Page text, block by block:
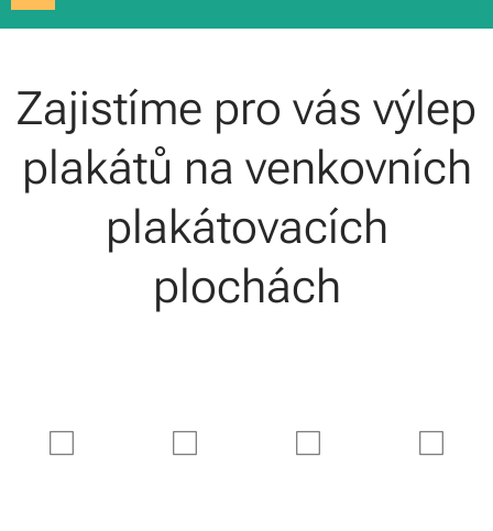
Zajistíme pro vás výlep
plakátů na venkovních
plakátovacích
plochách